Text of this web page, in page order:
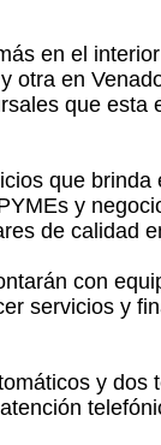
en el
otra en
que esta
que
y
de calidad
con
servicios y
y dos